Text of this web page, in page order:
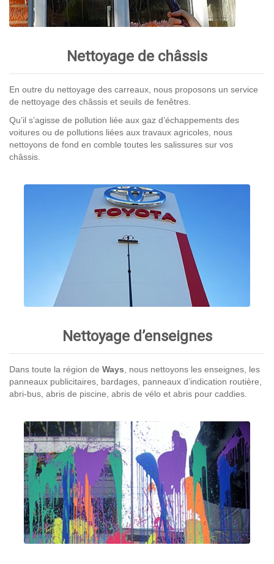
Nettoyage de châssis
En outre du nettoyage des carreaux, nous proposons un service
de nettoyage des châssis et seuils de fenêtres.
Qu’il s’agisse de pollution liée aux gaz d’échappements des
voitures ou de pollutions liées aux travaux agricoles, nous
nettoyons de fond en comble toutes les salissures sur vos
châssis.
Nettoyage d’enseignes
Dans toute la région de Ways, nous nettoyons les enseignes, les
panneaux publicitaires, bardages, panneaux d’indication routière,
abri-bus, abris de piscine, abris de vélo et abris pour caddies.